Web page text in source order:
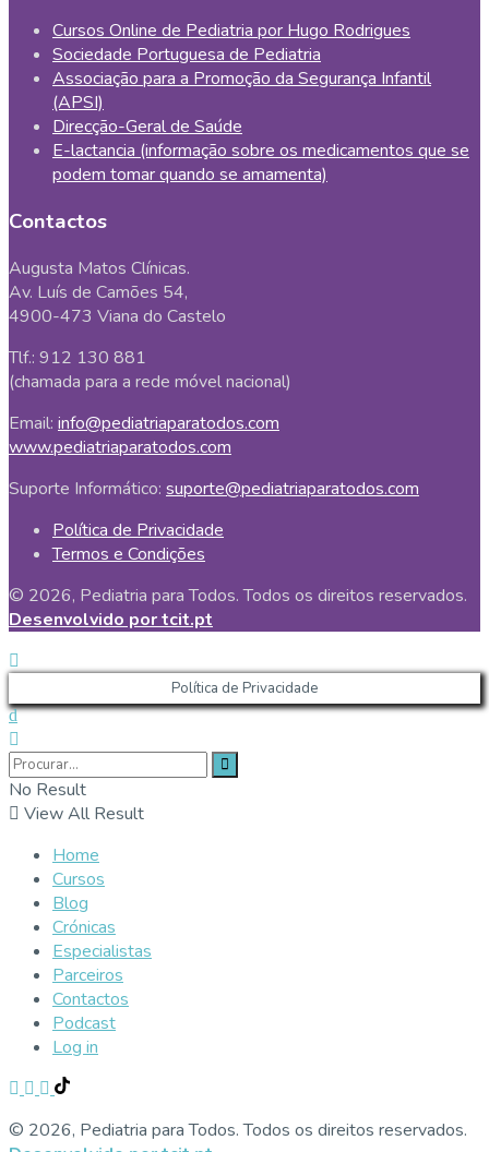
Cursos Online de Pediatria por Hugo Rodrigues
Sociedade Portuguesa de Pediatria
Associação para a Promoção da Segurança Infantil
(APSI)
Direcção-Geral de Saúde
E-lactancia (informação sobre os medicamentos que se
podem tomar quando se amamenta)
Contactos
Augusta Matos Clínicas.
Av. Luís de Camões 54,
4900-473 Viana do Castelo
Tlf.: 912 130 881
(chamada para a rede móvel nacional)
Email: info@pediatriaparatodos.com
www.pediatriaparatodos.com
Suporte Informático: suporte@pediatriaparatodos.com
Política de Privacidade
Termos e Condições
© 2026, Pediatria para Todos. Todos os direitos reservados.
Desenvolvido por tcit.pt
Política de Privacidade
No Result
View All Result
Home
Cursos
Blog
Crónicas
Especialistas
Parceiros
Contactos
Podcast
Log in
© 2026, Pediatria para Todos. Todos os direitos reservados.